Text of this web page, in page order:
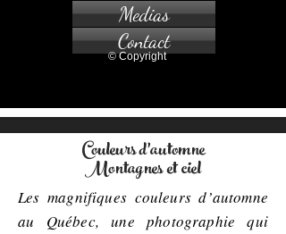
Medias
Contact
© Copyright
Couleurs d'automne
Montagnes et ciel
Les magnifiques couleurs d’automne
au Québec, une photographie qui